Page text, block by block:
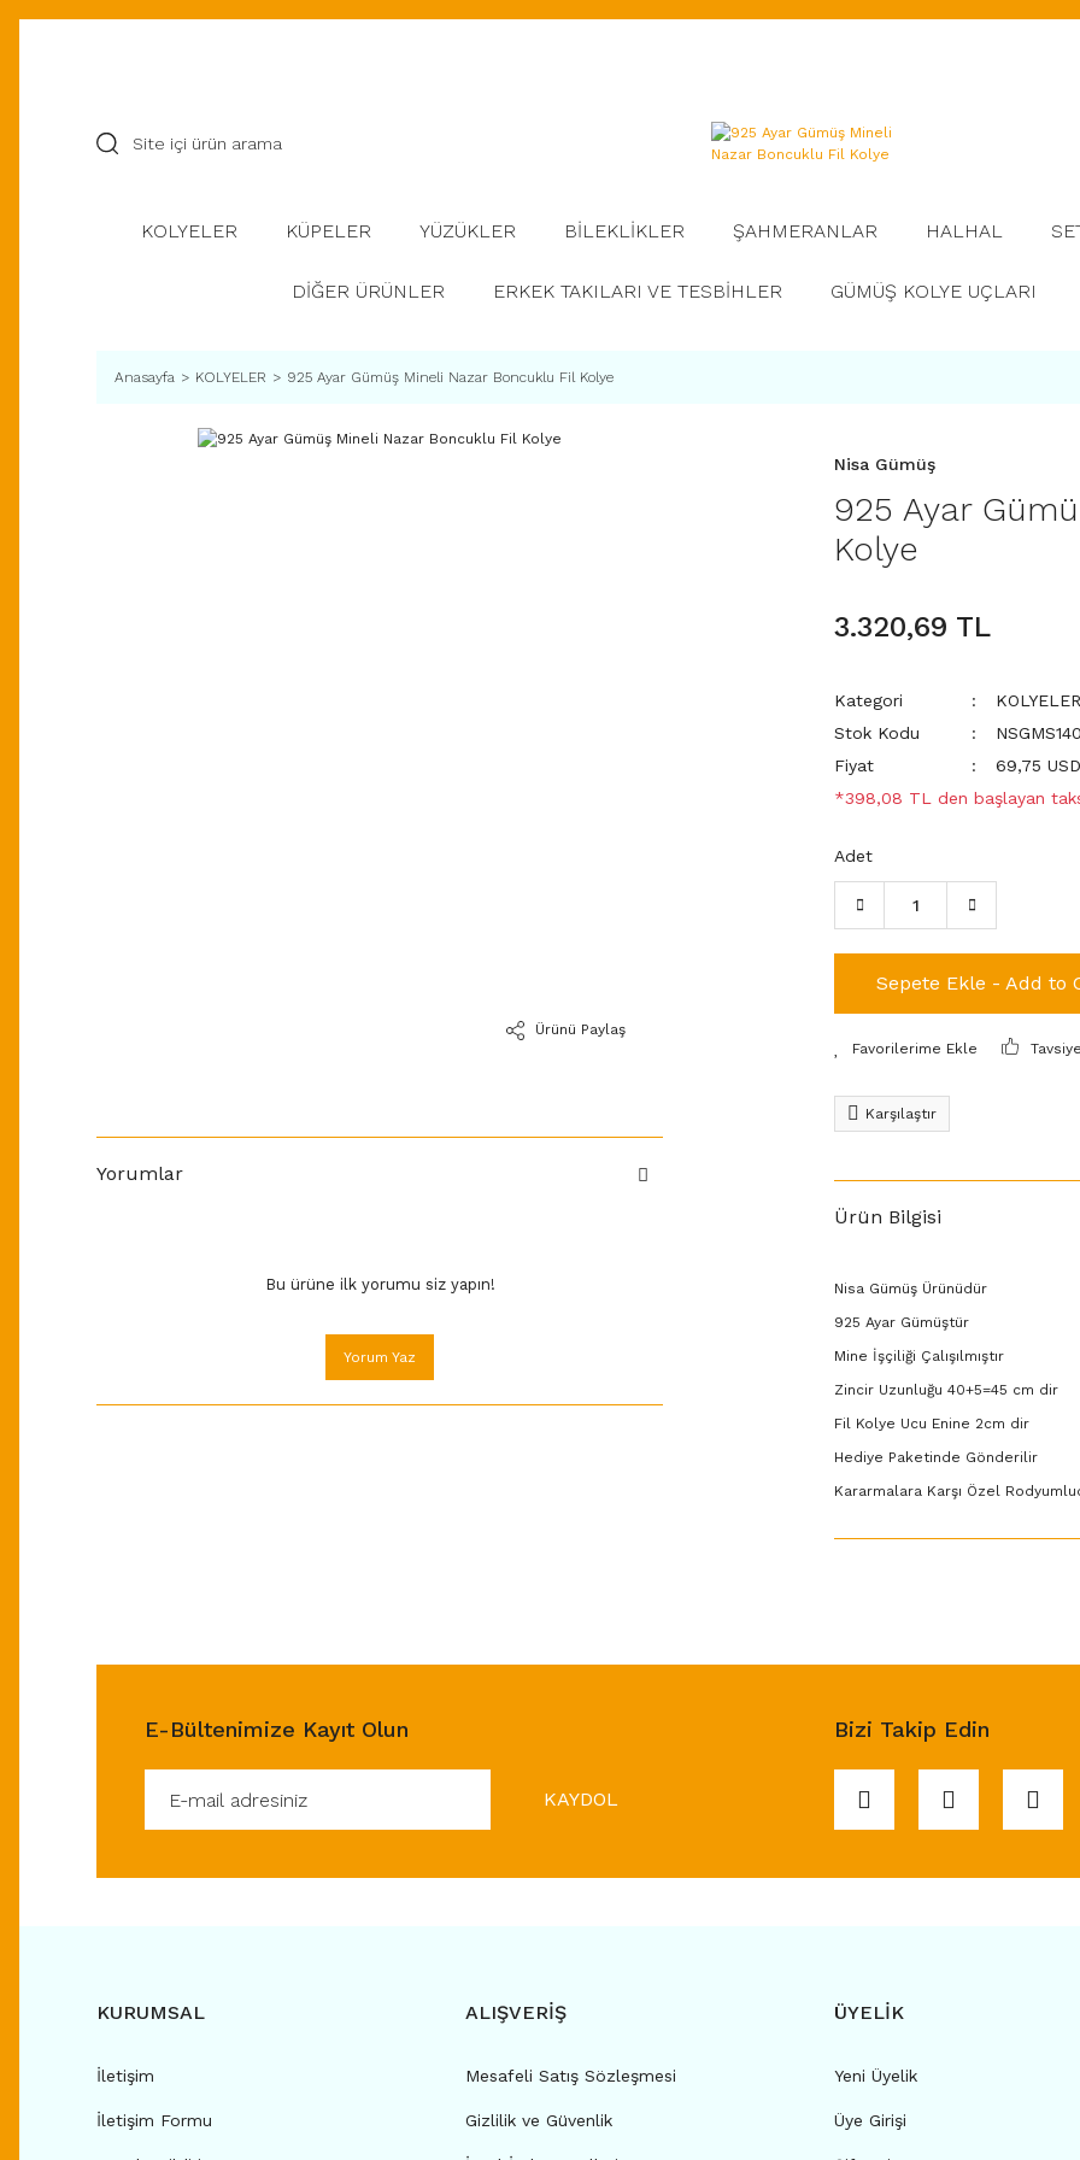
KOLYELER KÜPELER YÜZÜKLER BİLEKLİKLER ŞAHMERANLAR HALHAL
DİĞER ÜRÜNLER ERKEK TAKILARI VE TESBİHLER GÜMÜŞ KOLYE UÇLARI
Anasayfa KOLYELER 925 Ayar Gümüş Mineli Nazar Boncuklu Fil Kolye
Ürünü Paylaş
Yorumlar
Bu ürüne ilk yorumu siz yapın!
Yorum Yaz
Nisa Gümüş
925 Ayar
Kolye
3.320,69 TL
Kategori
Stok Kodu
Fiyat
69,75
*398,08 TL den başlayan
Adet
Sepete Ekle - Add to
Karşılaştır
Ürün Bilgisi
Nisa Gümüş Ürünüdür
925 Ayar Gümüştür
Mine İşçiliği Çalışılmıştır
Zincir Uzunluğu 40+5=45 cm dir
Fil Kolye Ucu Enine 2cm dir
Hediye Paketinde Gönderilir
Kararmalara Karşı Özel
E-Bültenimize Kayıt Olun
KAYDOL
Bizi Takip Edin
KURUMSAL
İletişim
İletişim Formu
ALIŞVERİŞ
Mesafeli Satış Sözleşmesi
Gizlilik ve Güvenlik
ÜYELİK
Yeni Üyelik
Üye Girişi